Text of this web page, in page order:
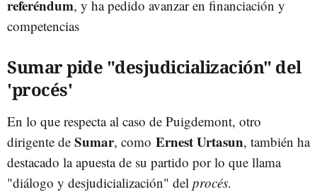
referéndum, y ha pedido avanzar en financiación y
competencias
Sumar pide "desjudicialización" del
'procés'
En lo que respecta al caso de Puigdemont, otro
dirigente de Sumar, como Ernest Urtasun, también ha
destacado la apuesta de su partido por lo que llama
"diálogo y desjudicialización" del procés.